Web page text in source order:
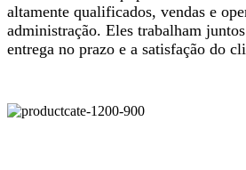
altamente qualificados, vendas e
administração. Eles trabalham
entrega no prazo e a satisfação do